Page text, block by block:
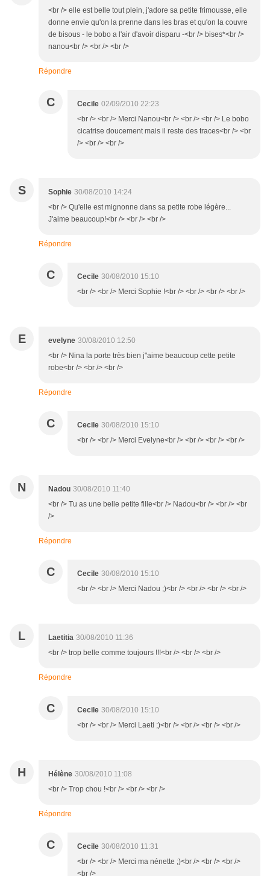
<br /> elle est belle tout plein, j'adore sa petite frimousse, elle
donne envie qu'on la prenne dans les bras et qu'on la couvre
de bisous - le bobo a l'air d'avoir disparu -<br /> bises*<br />
nanou<br /> <br /> <br />
Répondre
C Cecile 02/09/2010 22:23
<br /> <br /> Merci Nanou<br /> <br /> <br /> Le bobo
cicatrise doucement mais il reste des traces<br /> <br
/> <br /> <br />
S Sophie 30/08/2010 14:24
<br /> Qu'elle est mignonne dans sa petite robe légère...
J'aime beaucoup!<br /> <br /> <br />
Répondre
C Cecile 30/08/2010 15:10
<br /> <br /> Merci Sophie !<br /> <br /> <br /> <br />
E evelyne 30/08/2010 12:50
<br /> Nina la porte très bien j"aime beaucoup cette petite
robe<br /> <br /> <br />
Répondre
C Cecile 30/08/2010 15:10
<br /> <br /> Merci Evelyne<br /> <br /> <br /> <br />
N Nadou 30/08/2010 11:40
<br /> Tu as une belle petite fille<br /> Nadou<br /> <br /> <br
/>
Répondre
C Cecile 30/08/2010 15:10
<br /> <br /> Merci Nadou ;)<br /> <br /> <br /> <br />
L Laetitia 30/08/2010 11:36
<br /> trop belle comme toujours !!!<br /> <br /> <br />
Répondre
C Cecile 30/08/2010 15:10
<br /> <br /> Merci Laeti ;)<br /> <br /> <br /> <br />
H Hélène 30/08/2010 11:08
<br /> Trop chou !<br /> <br /> <br />
Répondre
C Cecile 30/08/2010 11:31
<br /> <br /> Merci ma nénette ;)<br /> <br /> <br />
<br />